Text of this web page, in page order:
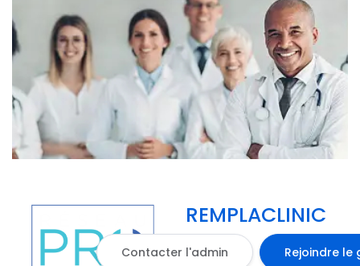
REMPLACLINIC
Contacter l'admin Rejoindre le